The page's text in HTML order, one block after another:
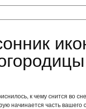
к чему снится во
начинается часть вашего